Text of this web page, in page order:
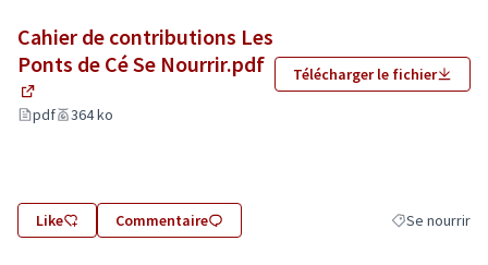
Cahier de contributions Les
Ponts de Cé Se Nourrir.pdf
(Lien externe)
pdf 364 ko
Télécharger le fichier
Like Commentaire Filtrer les
Se nourrir